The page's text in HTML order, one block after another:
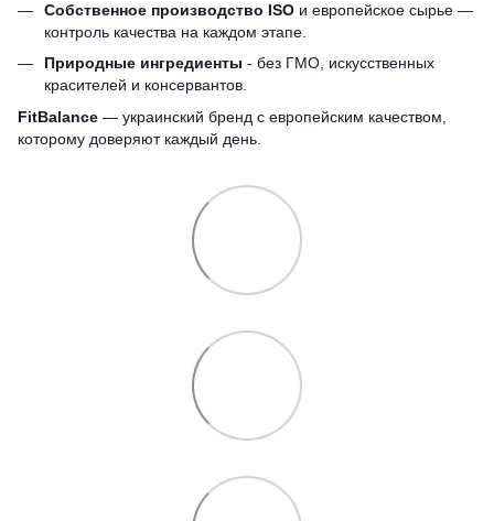
Собственное производство ISO и европейское сырье —
контроль качества на каждом этапе.
Природные ингредиенты - без ГМО, искусственных
красителей и консервантов.
FitBalance — украинский бренд с европейским качеством,
которому доверяют каждый день.